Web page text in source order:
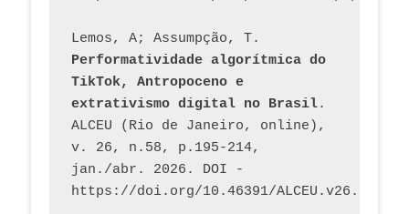
Performatividade algorítmica do
TikTok, Antropoceno e
extrativismo digital no Brasil.
ALCEU (Rio de Janeiro, online),
v. 26, n.58, p.195-214,
jan./abr. 2026. DOI -
https://doi.org/10.46391/